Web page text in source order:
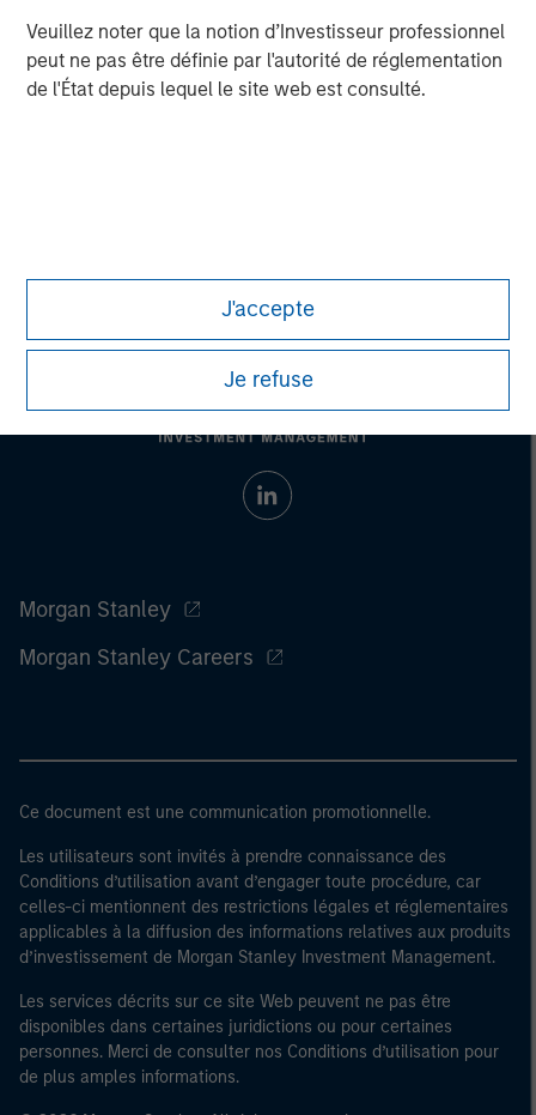
Veuillez noter que la notion d’Investisseur professionnel
peut ne pas être définie par l'autorité de réglementation
de l'État depuis lequel le site web est consulté.
J'accepte
Je refuse
Brian Towsen
Morgan Stanley
Morgan Stanley Careers
Ce document est une communication promotionnelle.
Les utilisateurs sont invités à prendre connaissance des
Conditions d’utilisation avant d’engager toute procédure, car
celles-ci mentionnent des restrictions légales et réglementaires
applicables à la diffusion des informations relatives aux produits
d’investissement de Morgan Stanley Investment Management.
Les services décrits sur ce site Web peuvent ne pas être
disponibles dans certaines juridictions ou pour certaines
personnes. Merci de consulter nos Conditions d’utilisation pour
de plus amples informations.